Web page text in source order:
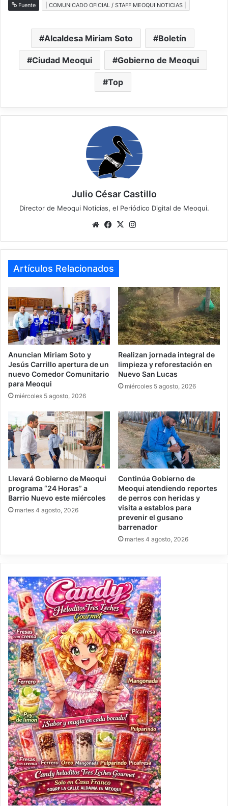
Fuente | COMUNICADO OFICIAL / STAFF MEOQUI NOTICIAS |
Alcaldesa Miriam Soto Boletín
Ciudad Meoqui Gobierno de Meoqui
Top
Julio César Castillo
Director de Meoqui Noticias, el Periódico Digital de Meoqui.
WebsiteFacebook
X
Artículos Relacionados
Anuncian Miriam Soto y
Jesús Carrillo apertura de un
nuevo Comedor Comunitario
para Meoqui
miércoles 5 agosto, 2026
Realizan jornada integral de
limpieza y reforestación en
Nuevo San Lucas
miércoles 5 agosto, 2026
Llevará Gobierno de Meoqui
programa “24 Horas” a
Barrio Nuevo este miércoles
martes 4 agosto, 2026
Continúa Gobierno de
Meoqui atendiendo reportes
de perros con heridas y
visita a establos para
prevenir el gusano
barrenador
martes 4 agosto, 2026